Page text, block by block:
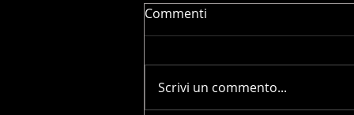
Commenti
Scrivi un commento...